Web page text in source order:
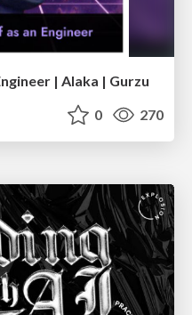
| Alaka | Gurzu
0 270